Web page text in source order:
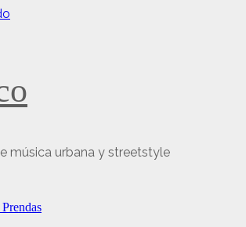
música urbana y streetstyle